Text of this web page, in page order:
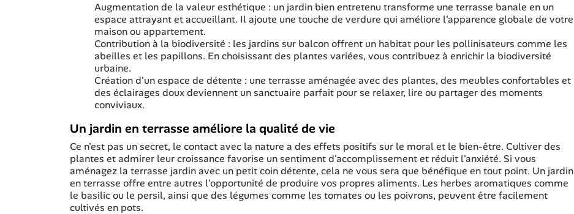
Augmentation de la valeur esthétique : un jardin bien entretenu transforme une terrasse banale en un
espace attrayant et accueillant. Il ajoute une touche de verdure qui améliore l'apparence globale de votre
maison ou appartement.
Contribution à la biodiversité : les jardins sur balcon offrent un habitat pour les pollinisateurs comme les
abeilles et les papillons. En choisissant des plantes variées, vous contribuez à enrichir la biodiversité
urbaine.
Création d'un espace de détente : une terrasse aménagée avec des plantes, des meubles confortables et
des éclairages doux deviennent un sanctuaire parfait pour se relaxer, lire ou partager des moments
conviviaux.
Un jardin en terrasse améliore la qualité de vie
Ce n'est pas un secret, le contact avec la nature a des effets positifs sur le moral et le bien-être. Cultiver des
plantes et admirer leur croissance favorise un sentiment d'accomplissement et réduit l'anxiété. Si vous
aménagez la terrasse jardin avec un petit coin détente, cela ne vous sera que bénéfique en tout point. Un jardin
en terrasse offre entre autres l'opportunité de produire vos propres aliments. Les herbes aromatiques comme
le basilic ou le persil, ainsi que des légumes comme les tomates ou les poivrons, peuvent être facilement
cultivés en pots.